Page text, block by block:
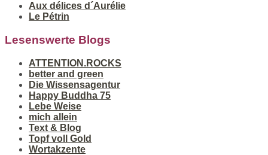
Aux délices d´Aurélie
Le Pétrin
Lesenswerte Blogs
ATTENTION.ROCKS
better and green
Die Wissensagentur
Happy Buddha 75
Lebe Weise
mich allein
Text & Blog
Topf voll Gold
Wortakzente